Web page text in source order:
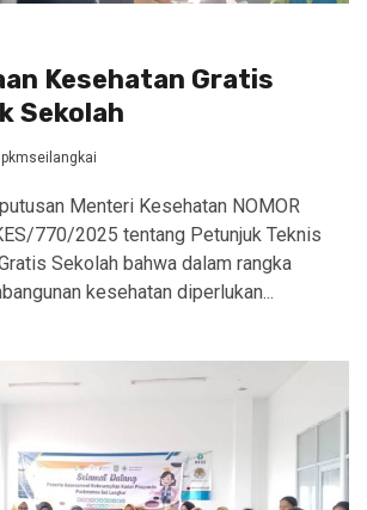
Kesehatan Gratis
Sekolah
pkmseilangkai
Menteri Kesehatan NOMOR
770/2025 tentang Petunjuk Teknis
Sekolah bahwa dalam rangka
kesehatan diperlukan...